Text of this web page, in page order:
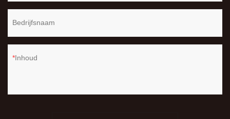
Bedrijfsnaam
Inhoud